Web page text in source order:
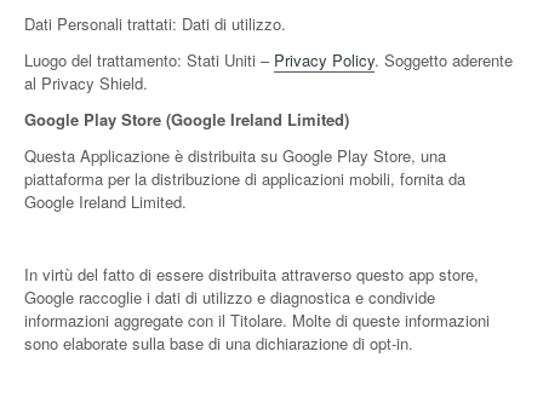
Dati Personali trattati: Dati di utilizzo.
Luogo del trattamento: Stati Uniti – Privacy Policy. Soggetto aderente
al Privacy Shield.
Google Play Store (Google Ireland Limited)
Questa Applicazione è distribuita su Google Play Store, una
piattaforma per la distribuzione di applicazioni mobili, fornita da
Google Ireland Limited.
In virtù del fatto di essere distribuita attraverso questo app store,
Google raccoglie i dati di utilizzo e diagnostica e condivide
informazioni aggregate con il Titolare. Molte di queste informazioni
sono elaborate sulla base di una dichiarazione di opt-in.